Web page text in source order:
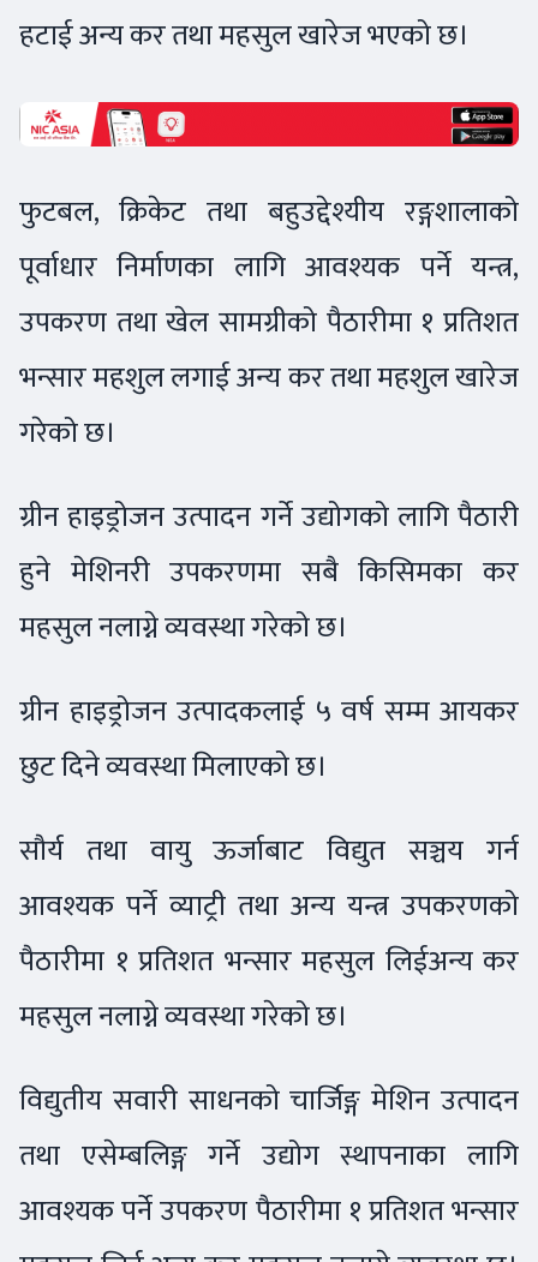
हटाई अन्य कर तथा महसुल खारेज भएको छ।
फुटबल, क्रिकेट तथा बहुउद्देश्यीय रङ्गशालाको
पूर्वाधार निर्माणका लागि आवश्यक पर्ने यन्त्र,
उपकरण तथा खेल सामग्रीको पैठारीमा १ प्रतिशत
भन्सार महशुल लगाई अन्य कर तथा महशुल खारेज
गरेको छ।
ग्रीन हाइड्रोजन उत्पादन गर्ने उद्योगको लागि पैठारी
हुने मेशिनरी उपकरणमा सबै किसिमका कर
महसुल नलाग्ने व्यवस्था गरेको छ।
ग्रीन हाइड्रोजन उत्पादकलाई ५ वर्ष सम्म आयकर
छुट दिने व्यवस्था मिलाएको छ।
सौर्य तथा वायु ऊर्जाबाट विद्युत सञ्चय गर्न
आवश्यक पर्ने व्याट्री तथा अन्य यन्त्र उपकरणको
पैठारीमा १ प्रतिशत भन्सार महसुल लिईअन्य कर
महसुल नलाग्ने व्यवस्था गरेको छ।
विद्युतीय सवारी साधनको चार्जिङ्ग मेशिन उत्पादन
तथा एसेम्बलिङ्ग गर्ने उद्योग स्थापनाका लागि
आवश्यक पर्ने उपकरण पैठारीमा १ प्रतिशत भन्सार